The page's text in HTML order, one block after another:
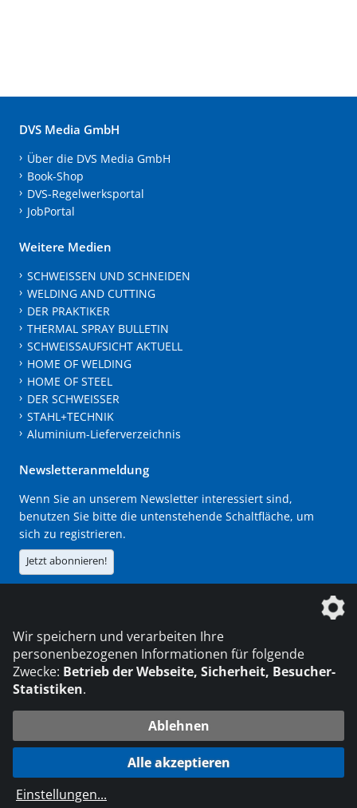
DVS Media GmbH
Über die DVS Media GmbH
Book-Shop
DVS-Regelwerksportal
JobPortal
Weitere Medien
SCHWEISSEN UND SCHNEIDEN
WELDING AND CUTTING
DER PRAKTIKER
THERMAL SPRAY BULLETIN
SCHWEISSAUFSICHT AKTUELL
HOME OF WELDING
HOME OF STEEL
DER SCHWEISSER
STAHL+TECHNIK
Aluminium-Lieferverzeichnis
Newsletteranmeldung
Wenn Sie an unserem Newsletter interessiert sind,
benutzen Sie bitte die untenstehende Schaltfläche, um
sich zu registrieren.
Jetzt abonnieren!
Die DVS Media GmbH ist ein Unternehmen der
© 2026 DVS Media GmbH
Datenschutzeinstellungen
die profilschmiede - Internetagentur
Wir speichern und verarbeiten Ihre
personenbezogenen Informationen für folgende
Zwecke: Betrieb der Webseite, Sicherheit, Besucher-
Statistiken.
Ablehnen
Alle akzeptieren
Einstellungen...